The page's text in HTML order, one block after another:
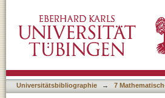
micromorphological block
Universitätsbibliographie → 7